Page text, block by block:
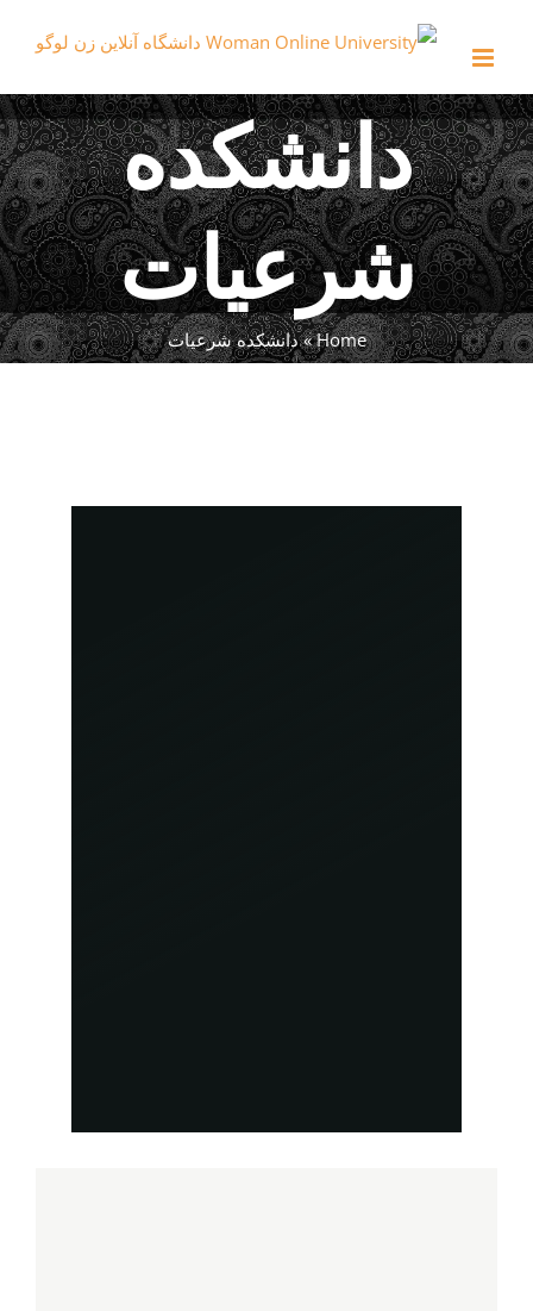
content
دانشکده
شرعیات
Home
»دانشکده شرعیات